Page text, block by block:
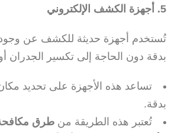
5. أجهزة الكشف الإلكتروني
تُستخدم أجهزة حديثة للكشف عن وجود
بدقة دون الحاجة إلى تكسير الجدران
تساعد هذه الأجهزة على تحديد
بدقة.
تُعتبر هذه الطريقة من طرق